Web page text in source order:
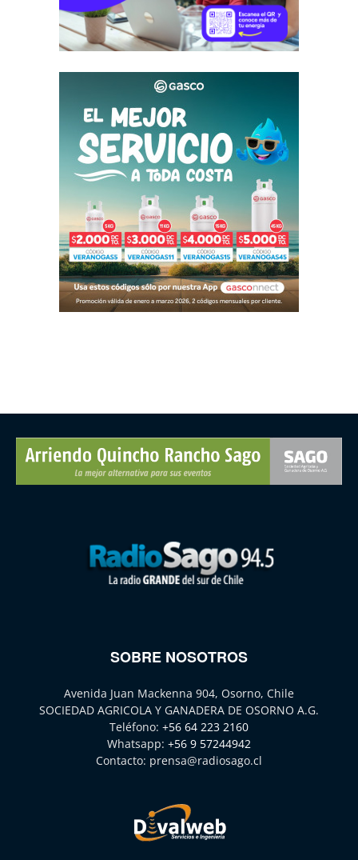
SOBRE NOSOTROS
Avenida Juan Mackenna 904, Osorno, Chile
SOCIEDAD AGRICOLA Y GANADERA DE OSORNO A.G.
Teléfono: +56 64 223 2160
Whatsapp: +56 9 57244942
Contacto: prensa@radiosago.cl